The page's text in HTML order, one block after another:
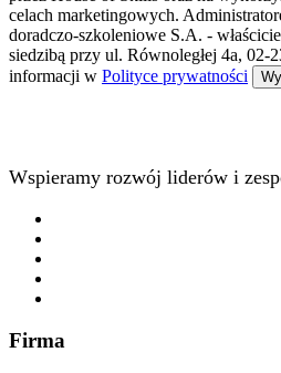
celach marketingowych.
doradczo-szkoleniowe S.A. -
siedzibą przy ul. Równoległej 4a, 02-
informacji w Polityce prywatności
Wspieramy rozwój liderów i
Firma